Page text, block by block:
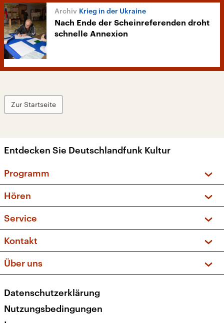
Krieg in der Ukraine
Nach Ende der Scheinreferenden droht
schnelle Annexion
Zur Startseite
Entdecken Sie Deutschlandfunk Kultur
Programm
Sendungen und Podcasts
Musikliste
Kakadu – Das Kinderprogramm
Hören
Frequenzen (UKW + DAB+)
Service
FAQ
Apps
Newsletter
Veranstaltungen
Kontakt
Social Media
Über uns
Presse
Karriere
Datenschutzerklärung
Nutzungsbedingungen